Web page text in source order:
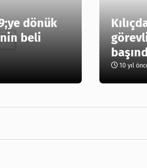
dönük
beli
10 yıl